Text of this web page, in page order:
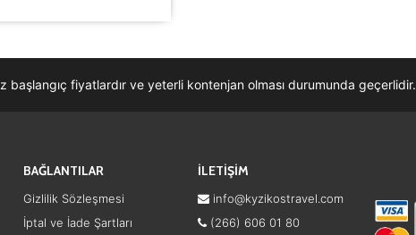
fiyatlardır ve yeterli kontenjan olması durumunda geçerlidir.
BAĞLANTILAR
Gizlilik Sözleşmesi
İptal ve İade Şartları
İLETİŞİM
info@kyzikostravel.com
(266) 606 01 80